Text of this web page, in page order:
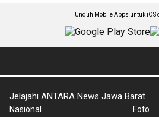
Unduh Mobile Apps untuk iOS
Jelajahi ANTARA News Jawa Barat
Nasional Foto